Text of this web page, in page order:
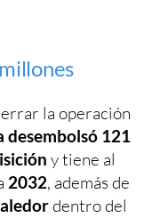
la operación
desembolsó 121
y tiene al
2032, además de
dentro del